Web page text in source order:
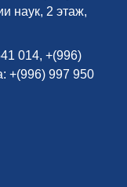
наук, 2 этаж,
014, +(996)
+(996) 997 950